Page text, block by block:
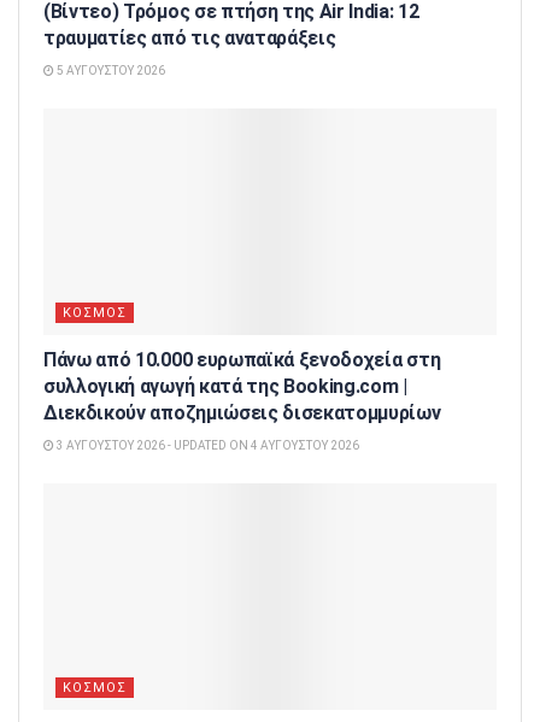
(Βίντεο) Τρόμος σε πτήση της Air India: 12
τραυματίες από τις αναταράξεις
5 ΑΥΓΟΎΣΤΟΥ 2026
ΚΟΣΜΟΣ
Πάνω από 10.000 ευρωπαϊκά ξενοδοχεία στη
συλλογική αγωγή κατά της Booking.com |
Διεκδικούν αποζημιώσεις δισεκατομμυρίων
3 ΑΥΓΟΎΣΤΟΥ 2026 - UPDATED ON 4 ΑΥΓΟΎΣΤΟΥ 2026
ΚΟΣΜΟΣ